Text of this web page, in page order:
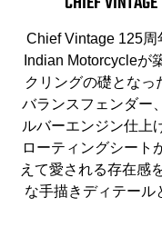
Chief Vintage 125周
Indian Motorcycleが
クリングの礎となっ
バランスフェンダー
ルバーエンジン仕上
ローティングシート
えて愛される存在感
な手描きディテール